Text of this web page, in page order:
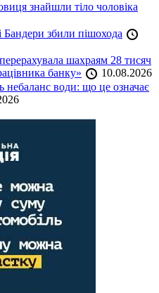
знайшли тіло чоловіка
Бандери збили пішохода
шахраям 28 тисяч
банку»
10.08.2026
небаланс води: що це означає